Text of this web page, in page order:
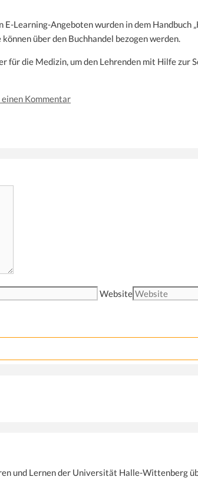
Learning-Angeboten wurden in dem Handbuch
über den Buchhandel bezogen werden.
für die Medizin, um den Lehrenden mit Hilfe
einen Kommentar
Website
und Lernen der Universität Halle-Wittenberg